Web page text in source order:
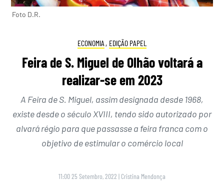
Foto D.R.
ECONOMIA , EDIÇÃO PAPEL
Feira de S. Miguel de Olhão voltará a
realizar-se em 2023
A Feira de S. Miguel, assim designada desde 1968,
existe desde o século XVIII, tendo sido autorizado por
alvará régio para que passasse a feira franca com o
objetivo de estimular o comércio local
11:00 25 Setembro, 2022 | Cristina Mendonça